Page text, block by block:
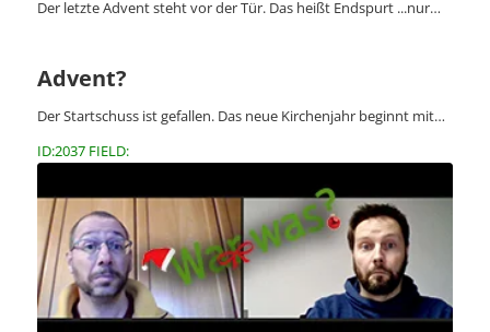
Der letzte Advent steht vor der Tür. Das heißt Endspurt ...nur…
Advent?
Der Startschuss ist gefallen. Das neue Kirchenjahr beginnt mit…
ID:2037 FIELD: